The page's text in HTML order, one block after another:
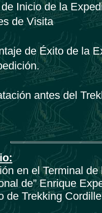
Inicio de la
de Visita
de Éxito de la
antes del
en el Terminal
de” Enrique
de Trekking